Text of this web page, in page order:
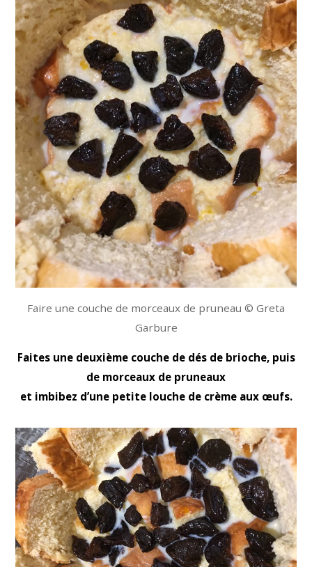
Faire une couche de morceaux de pruneau © Greta
Garbure
Faites une deuxième couche de dés de brioche, puis
de morceaux de pruneaux
et imbibez d’une petite louche de crème aux œufs.